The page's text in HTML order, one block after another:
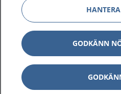
GODKÄNN